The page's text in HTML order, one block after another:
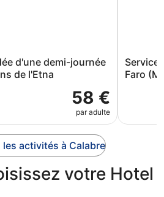
d'une demi-journée
de l'Etna
58 €
par adulte
Service
Faro
activités à Calabre
votre Hotel